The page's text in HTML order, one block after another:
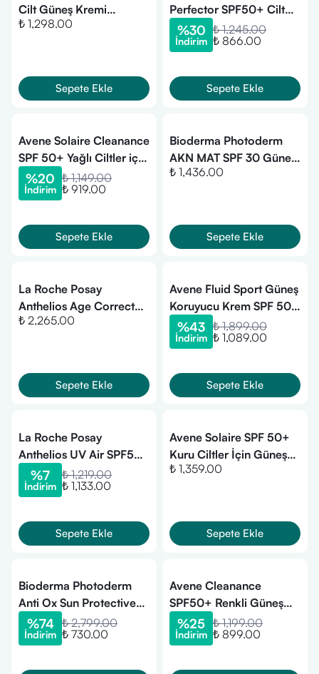
Cilt Güneş Kremi
SPF50+ 50 ml
₺ 1,298.00
Sepete Ekle
Perfector SPF50+ Cilt
Tonu Eşitleyici Renkli
Güneş Kremi 50 ml
%30
İndirim
₺ 1,245.00
₺ 866.00
Sepete Ekle
Avene Solaire Cleanance
SPF 50+ Yağlı Ciltler için
Güneş Koruyucu 50 ml
%20
İndirim
₺ 1,149.00
₺ 919.00
Sepete Ekle
Bioderma Photoderm
AKN MAT SPF 30 Güneş
Koruyucu 40 ml
₺ 1,436.00
Sepete Ekle
La Roche Posay
Anthelios Age Correct
SPF50+ Yaşlanma Karşıtı
₺ 2,265.00
Sepete Ekle
Avene Fluid Sport Güneş
Koruyucu Krem SPF 50
100 ml (SKT: 11/2026)
%43
İndirim
₺ 1,899.00
₺ 1,089.00
Sepete Ekle
La Roche Posay
Anthelios UV Air SPF50+
Ultra Güçlü Renkli Güneş
Koruyucu Serum 50ml
%7
İndirim
₺ 1,219.00
₺ 1,133.00
Sepete Ekle
Avene Solaire SPF 50+
Kuru Ciltler İçin Güneş
Kremi 50 ml
₺ 1,359.00
Sepete Ekle
Bioderma Photoderm
Anti Ox Sun Protective
Water 200 ml
%74
İndirim
₺ 2,799.00
₺ 730.00
Avene Cleanance
SPF50+ Renkli Güneş
Kremi 50 ml
%25
İndirim
₺ 1,199.00
₺ 899.00